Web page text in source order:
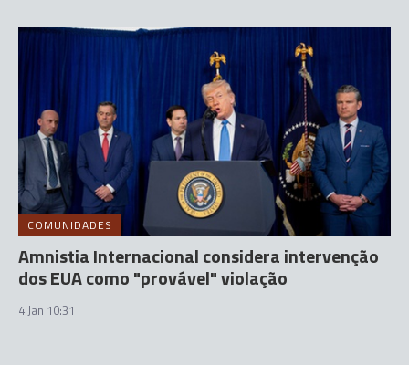
COMUNIDADES
Amnistia Internacional considera intervenção
dos EUA como "provável" violação
4 Jan 10:31